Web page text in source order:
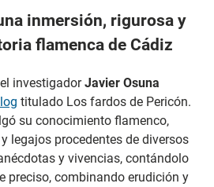
inmersión, rigurosa y
flamenca de Cádiz
investigadorJavier Osuna
titulado Los fardos de Pericón.
su conocimiento flamenco,
legajos procedentes de diversos
y vivencias, contándolo
preciso, combinando erudición y